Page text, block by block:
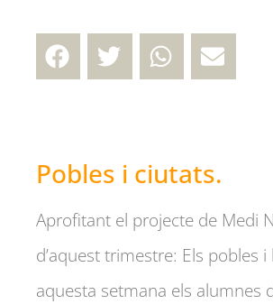
Pobles i ciutats.
Aprofitant el projecte de Medi
d’aquest trimestre: Els pobles i
aquesta setmana els alumnes